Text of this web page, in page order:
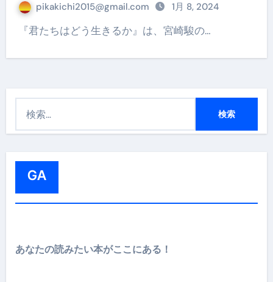
pikakichi2015@gmail.com 1月 8, 2024
『君たちはどう生きるか』は、宮崎駿の…
GA
あなたの読みたい本がここにある！